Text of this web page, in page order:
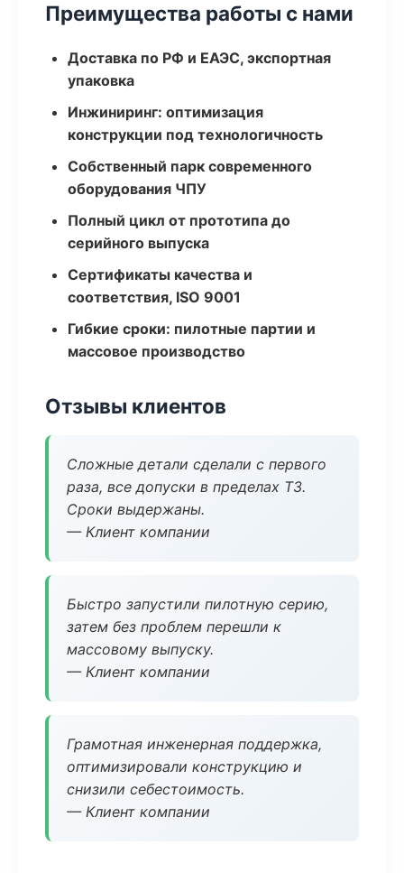
Преимущества работы с нами
Доставка по РФ и ЕАЭС, экспортная
упаковка
Инжиниринг: оптимизация
конструкции под технологичность
Собственный парк современного
оборудования ЧПУ
Полный цикл от прототипа до
серийного выпуска
Сертификаты качества и
соответствия, ISO 9001
Гибкие сроки: пилотные партии и
массовое производство
Отзывы клиентов
Сложные детали сделали с первого
раза, все допуски в пределах ТЗ.
Сроки выдержаны.
— Клиент компании
Быстро запустили пилотную серию,
затем без проблем перешли к
массовому выпуску.
— Клиент компании
Грамотная инженерная поддержка,
оптимизировали конструкцию и
снизили себестоимость.
— Клиент компании